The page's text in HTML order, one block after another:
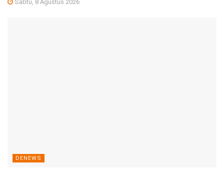
Sabtu, 8 Agustus 2026
DENEWS